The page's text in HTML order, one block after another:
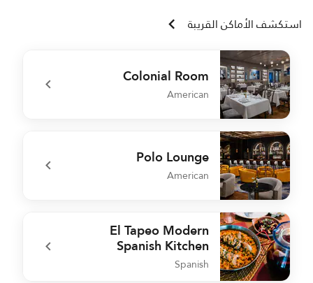
استكشف الأماكن القريبة
Colonial Room
American
undefined Colonial Room
Polo Lounge
American
undefined Polo Lounge
El Tapeo Modern
Spanish Kitchen
Spanish